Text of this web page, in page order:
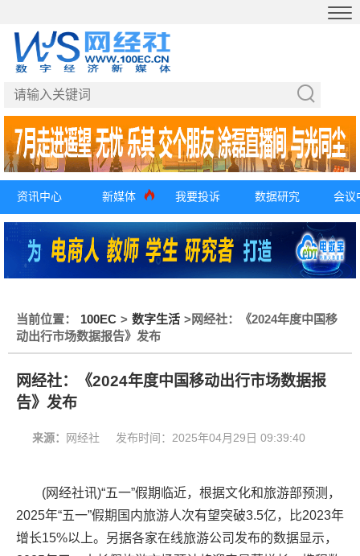
资讯中心 新媒体 我要投诉 数据研究 会议
当前位置： 100EC > 数字生活 >网经社：《2024年度中国移
动出行市场数据报告》发布
网经社：《2024年度中国移动出行市场数据报
告》发布
来源： 网经社 发布时间： 2025年04月29日 09:39:40
(网经社讯)“五一”假期临近，根据文化和旅游部预测，
2025年“五一”假期国内旅游人次有望突破3.5亿，比2023年
增长15%以上‌。另据各家在线旅游公司发布的数据显示，